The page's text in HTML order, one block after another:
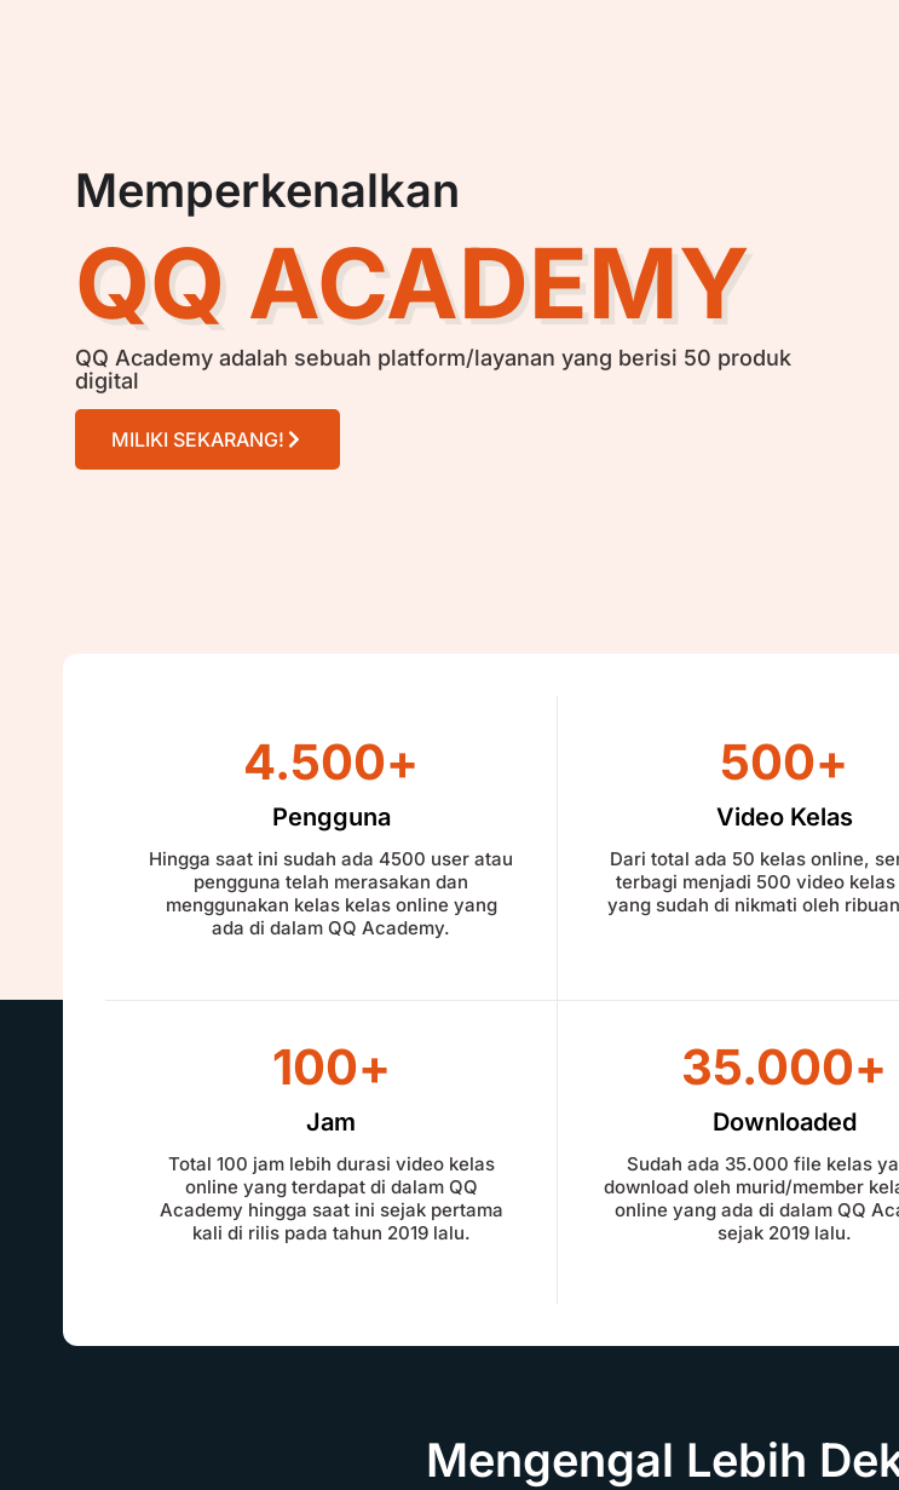
Memperkenalkan
QQ ACADEMY
QQ Academy adalah sebuah platform/layanan yang berisi 50 produk
digital
MILIKI SEKARANG!
Pengguna
4.500+
Hingga saat ini sudah ada 4500 user atau
pengguna telah merasakan dan
menggunakan kelas kelas online yang
ada di dalam QQ Academy.
Video Kelas
500+
Dari total ada 50 kelas online,
terbagi menjadi 500 video kelas
yang sudah di nikmati oleh
Jam
100+
Total 100 jam lebih durasi video kelas
online yang terdapat di dalam QQ
Academy hingga saat ini sejak pertama
kali di rilis pada tahun 2019 lalu.
Downloaded
35.000+
Sudah ada 35.000 file kelas
download oleh murid/member
online yang ada di dalam QQ
sejak 2019 lalu.
Mengengal Lebih